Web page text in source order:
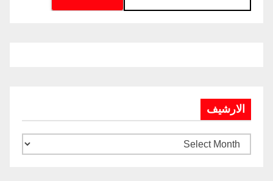
الارشيف